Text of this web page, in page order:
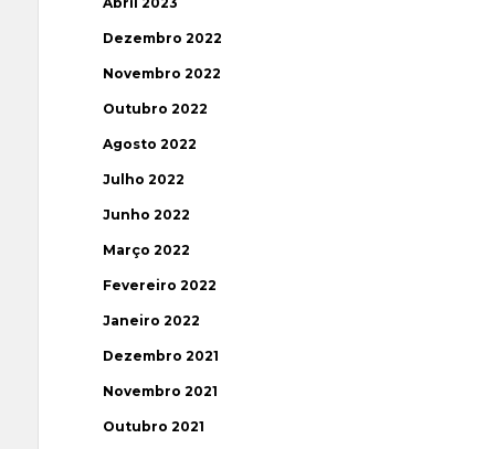
Dezembro 2022
Novembro 2022
Outubro 2022
Agosto 2022
Julho 2022
Junho 2022
Março 2022
Fevereiro 2022
Janeiro 2022
Dezembro 2021
Novembro 2021
Outubro 2021